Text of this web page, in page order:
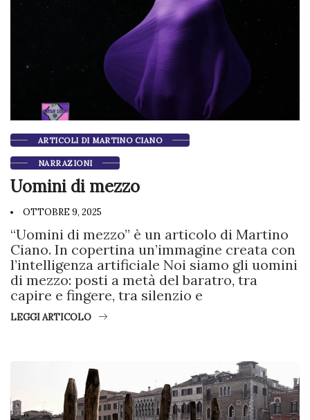
ARTICOLI DI MARTINO CIANO
NARRAZIONI
Uomini di mezzo
OTTOBRE 9, 2025
“Uomini di mezzo” è un articolo di Martino
Ciano. In copertina un’immagine creata con
l’intelligenza artificiale Noi siamo gli uomini
di mezzo: posti a metà del baratro, tra
capire e fingere, tra silenzio e
LEGGI ARTICOLO